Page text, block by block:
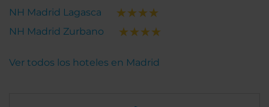
NH Madrid Lagasca
NH Madrid Zurbano
Ver todos los hoteles en Madrid